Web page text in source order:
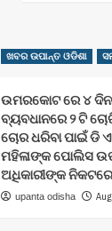
ଖବର ଉପାନ୍ତ ଓଡିଶା
ଉମରକୋଟ ରେ ୪ ଦିନ
ବ୍ୟବଧାନରେ ୨ ଟି
ଚୋର ଧରିବା ପାଇଁ ଡି
ମହିଳାଙ୍କ ପୋଲିସ
ଅଧିକାରୀଙ୍କ
upanta odisha